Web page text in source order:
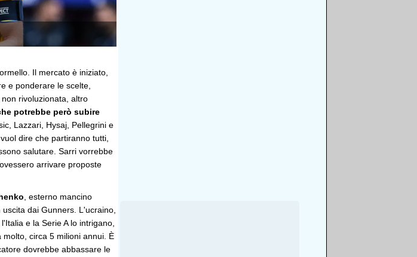
Il mercato è iniziato,
e ponderare le scelte,
rivoluzionata, altro
potrebbe però subire
Lazzari, Hysaj, Pellegrini e
dire che partiranno tutti,
salutare. Sarri vorrebbe
arrivare proposte
, esterno mancino
dai Gunners. L'ucraino,
e la Serie A lo intrigano,
circa 5 milioni annui. È
dovrebbe abbassare le